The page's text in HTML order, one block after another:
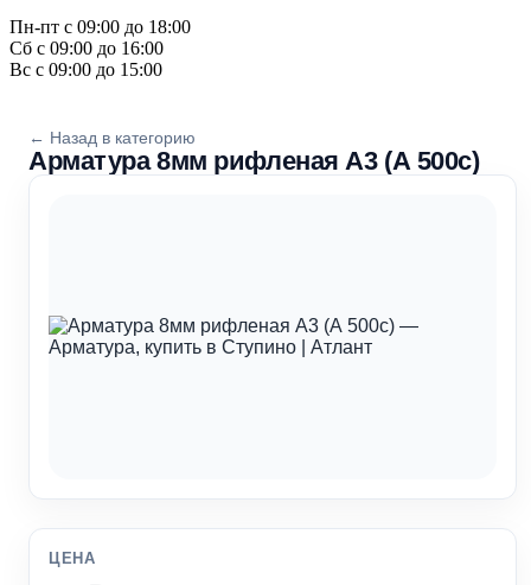
Пн-пт с 09:00 до 18:00
Сб с 09:00 до 16:00
Вс с 09:00 до 15:00
← Назад в категорию
Арматура 8мм рифленая А3 (А 500с)
ЦЕНА